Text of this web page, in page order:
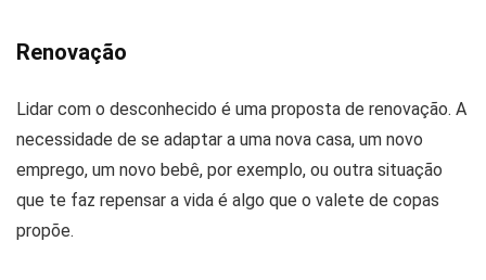
Renovação
Lidar com o desconhecido é uma proposta de renovação. A
necessidade de se adaptar a uma nova casa, um novo
emprego, um novo bebê, por exemplo, ou outra situação
que te faz repensar a vida é algo que o valete de copas
propõe.